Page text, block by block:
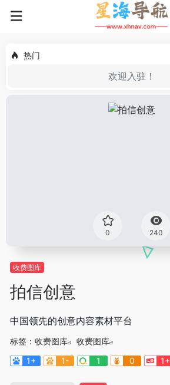
热门
欢迎入驻！
0 240
收费图库
拍信创意
中国领先的创意内容素材平台
标签： 收费图库
收费图库
1+
1- 1 0 1+